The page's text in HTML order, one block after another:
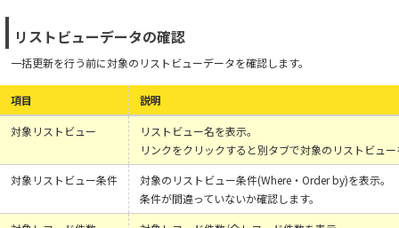
リストビューデータの確認
一括更新を行う前に対象のリストビューデータを確認します。
項目 説明
対象リストビュー
リストビュー名を表示。
リンクをクリックすると別タブで対象のリストビュ
対象リストビュー条件
対象のリストビュー条件(Where・Order by)を表示。
条件が間違っていないか確認します。